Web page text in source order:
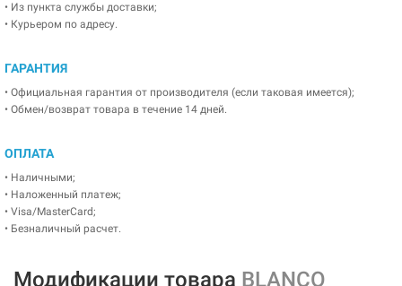
• Из пункта службы доставки;
• Курьером по адресу.
ГАРАНТИЯ
• Официальная гарантия от производителя (если таковая имеется);
• Обмен/возврат товара в течение 14 дней.
ОПЛАТА
• Наличными;
• Наложенный платеж;
• Visa/MasterCard;
• Безналичный расчет.
Модификации товара BLANCO